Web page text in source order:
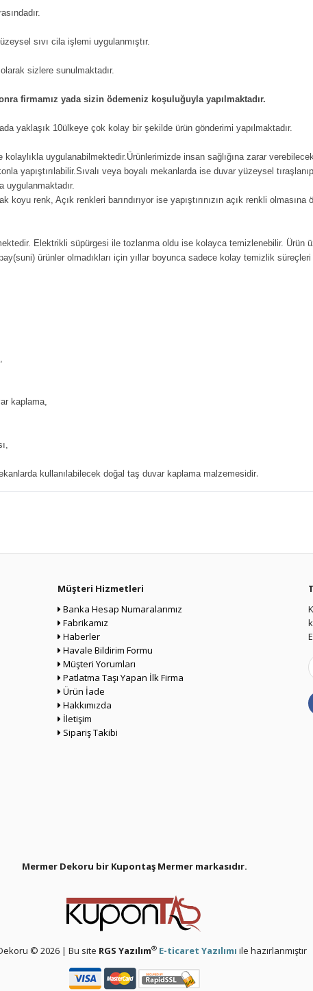
sıvı cila işlemi uygulanmıştır.
sizlere sunulmaktadır.
firmamız yada sizin ödemeniz koşuluğuyla yapılmaktadır.
yaklaşık 10ülkeye çok kolay bir şekilde ürün gönderimi yapılmaktadır.
uygulanabilmektedir.Ürünlerimizde insan sağlığına zarar
yapıştırılabilir.Sıvalı veya boyalı mekanlarda ise duvar yüzeysel
uygulanmaktadır.
koyu renk, Açık renkleri barındırıyor ise yapıştırınızın açık renkli olmasına
Elektrikli süpürgesi ile tozlanma oldu ise kolayca temizlenebilir. Ürün
ürünler olmadıkları için yıllar boyunca sadece kolay temizlik
kaplama,
kullanılabilecek doğal taş duvar kaplama malzemesidir.
Müşteri Hizmetleri
Banka Hesap Numaralarımız
Fabrikamız
Haberler
Havale Bildirim Formu
Müşteri Yorumları
Patlatma Taşı Yapan İlk Firma
Ürün İade
Hakkımızda
İletişim
Sipariş Takibi
Mermer Dekoru bir Kupontaş Mermermarkasıdır.
© 2026 | Bu site RGS Yazılım® E-ticaret Yazılımı ile hazırlanmıştır